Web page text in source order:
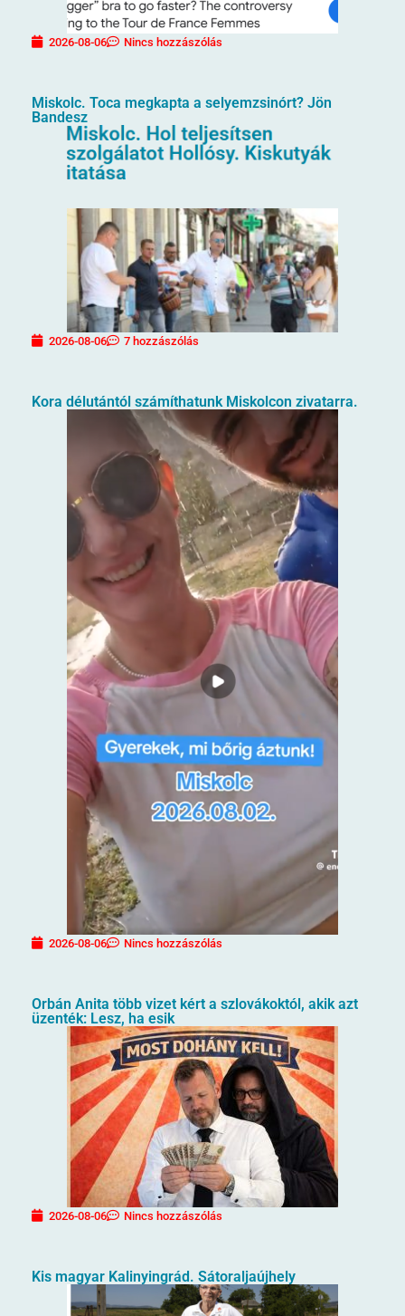
2026-08-06 Nincs hozzászólás
Miskolc. Toca megkapta a selyemzsinórt? Jön
Bandesz
2026-08-06 7 hozzászólás
Kora délutántól számíthatunk Miskolcon zivatarra.
2026-08-06 Nincs hozzászólás
Orbán Anita több vizet kért a szlovákoktól, akik azt
üzenték: Lesz, ha esik
2026-08-06 Nincs hozzászólás
Kis magyar Kalinyingrád. Sátoraljaújhely